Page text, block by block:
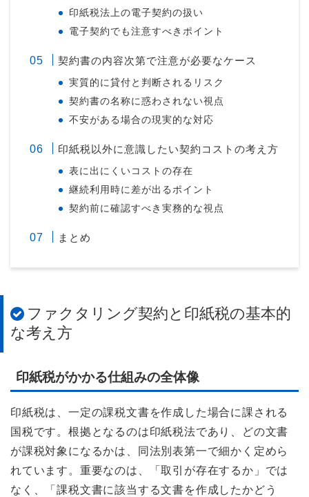
印紙税法上の電子契約の扱い
電子契約でも注意すべきポイント
契約書の内容次第で注意が必要なケース
実質的に貸付と判断されるリスク
契約書の名称に惑わされない視点
不安がある場合の現実的な対応
印紙税以外に意識したい契約コストの考え方
表に出にくいコストの存在
継続利用時に差が出るポイント
契約前に確認すべき実務的な視点
まとめ
ファクタリング契約と印紙税の基本的
な考え方
印紙税がかかる仕組みの全体像
印紙税は、一定の課税文書を作成した場合に課される
国税です。根拠となるのは印紙税法であり、どの文書
が課税対象になるかは、同法別表第一で細かく定めら
れています。重要なのは、「取引が存在するか」では
なく、「課税文書に該当する文書を作成したかどう